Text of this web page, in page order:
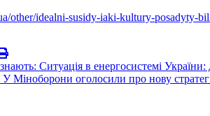
other/idealni-susidy-iaki-kultury-posadyty-
Ситуація в енергосистемі
Міноборони оголосили про нову